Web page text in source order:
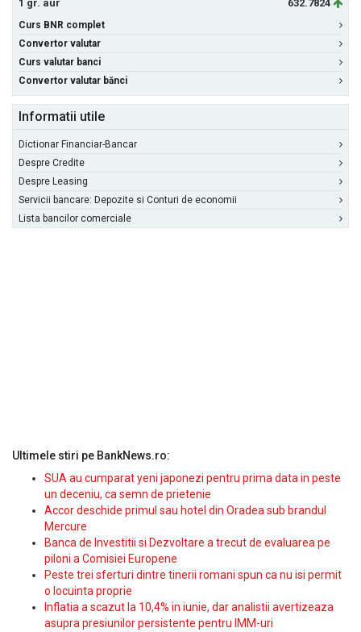
1 gr. aur 632.7824
Curs BNR complet
Convertor valutar
Curs valutar banci
Convertor valutar bănci
Informatii utile
Dictionar Financiar-Bancar
Despre Credite
Despre Leasing
Servicii bancare: Depozite si Conturi de economii
Lista bancilor comerciale
Ultimele stiri pe BankNews.ro:
SUA au cumparat yeni japonezi pentru prima data in peste
un deceniu, ca semn de prietenie
Accor deschide primul sau hotel din Oradea sub brandul
Mercure
Banca de Investitii si Dezvoltare a trecut de evaluarea pe
piloni a Comisiei Europene
Peste trei sferturi dintre tinerii romani spun ca nu isi permit
o locuinta proprie
Inflatia a scazut la 10,4% in iunie, dar analistii avertizeaza
asupra presiunilor persistente pentru IMM-uri